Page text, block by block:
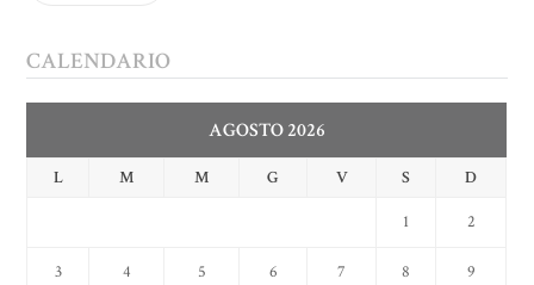
CALENDARIO
AGOSTO 2026
L M M G V S D
1 2
3 4 5 6 7 8 9